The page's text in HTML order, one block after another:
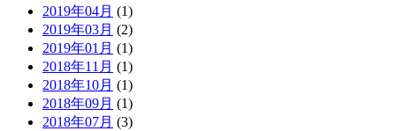
2019年04月 (1)
2019年03月 (2)
2019年01月 (1)
2018年11月 (1)
2018年10月 (1)
2018年09月 (1)
2018年07月 (3)